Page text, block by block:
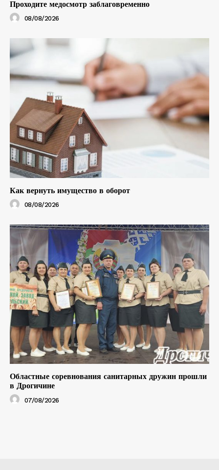
Проходите медосмотр заблаговременно
08/08/2026
Как вернуть имущество в оборот
08/08/2026
Областные соревнования санитарных дружин прошли
в Дрогичине
07/08/2026